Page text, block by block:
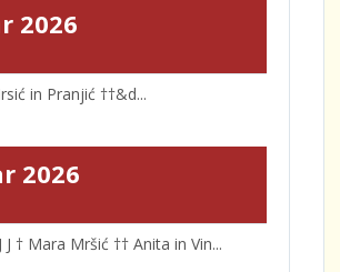
2026
in Pranjić ††&d...
2026
† Mara Mršić †† Anita in Vin...